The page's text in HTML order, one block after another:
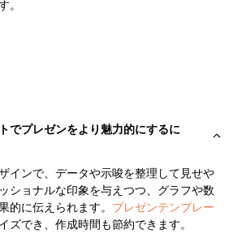
。
でプレゼンをより魅力的にするに
インで、データや示唆を整理して見せや
ショナルな印象を与えつつ、グラフや数
的に伝えられます。 プレゼンテンプレー
ズでき、作成時間も節約できます。